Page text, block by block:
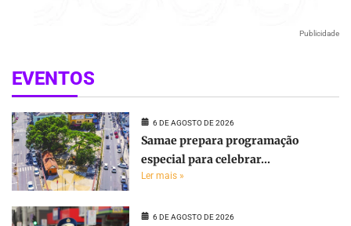
Publicidade
EVENTOS
6 DE AGOSTO DE 2026
Samae prepara programação
especial para celebrar...
Ler mais »
6 DE AGOSTO DE 2026